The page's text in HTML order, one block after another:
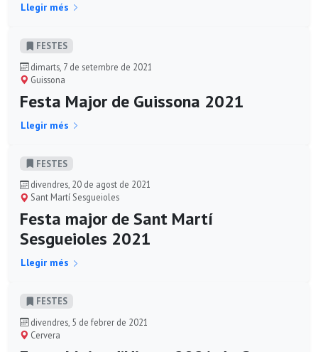
Llegir més
FESTES
dimarts, 7 de setembre de 2021
Guissona
Festa Major de Guissona 2021
Llegir més
FESTES
divendres, 20 de agost de 2021
Sant Martí Sesgueioles
Festa major de Sant Martí
Sesgueioles 2021
Llegir més
FESTES
divendres, 5 de febrer de 2021
Cervera